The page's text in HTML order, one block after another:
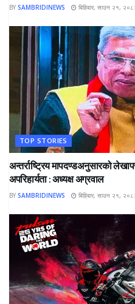
BY SAMBRIDINEWS बिहिबार, साउन २१,
TOP STORIES
अन्तर्राष्ट्रिय मापदण्डअनुसारको
अपरिहार्यता : अध्यक्ष अग्रवाल
BY SAMBRIDINEWS बिहिबार, साउन २१,